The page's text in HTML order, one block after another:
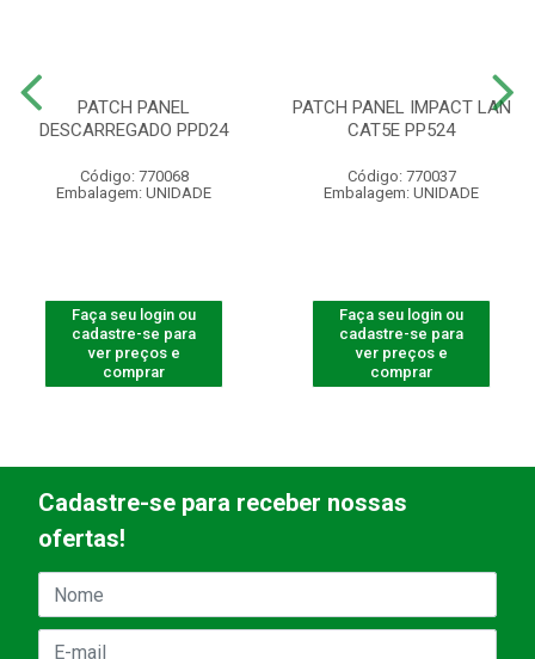
PATCH PANEL
DESCARREGADO PPD24
Código: 770068
Embalagem: UNIDADE
Faça seu login ou
cadastre-se para
ver preços e
comprar
PATCH PANEL IMPACT LAN
CAT5E PP524
Código: 770037
Embalagem: UNIDADE
Faça seu login ou
cadastre-se para
ver preços e
comprar
Cadastre-se para receber nossas
ofertas!